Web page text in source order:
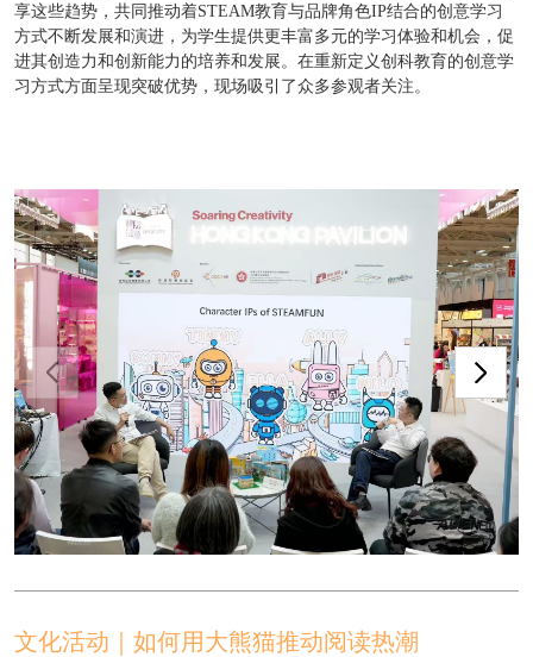
享这些趋势，共同推动着STEAM教育与品牌角色IP结合的创意学习
方式不断发展和演进，为学生提供更丰富多元的学习体验和机会，促
进其创造力和创新能力的培养和发展。在重新定义创科教育的创意学
习方式方面呈现突破优势，现场吸引了众多参观者关注。
文化活动｜如何用大熊猫推动阅读热潮